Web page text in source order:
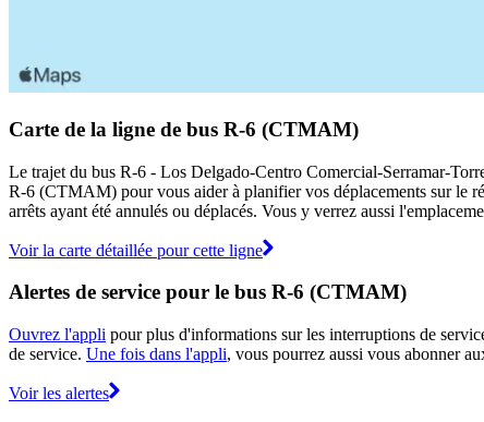
Carte de la ligne de bus R-6 (CTMAM)
Le trajet du bus R-6 - Los Delgado-Centro Comercial-Serramar-
R-6 (CTMAM) pour vous aider à planifier vos déplacements sur le
arrêts ayant été annulés ou déplacés. Vous y verrez aussi
Voir la carte détaillée pour cette ligne
Alertes de service pour le bus R-6 (CTMAM)
Ouvrez l'appli pour plus d'informations sur les interruptions de
de service. Une fois dans l'appli, vous pourrez aussi vous abonner
Voir les alertes